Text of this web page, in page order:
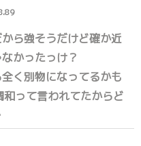
ら強そうだけど確か近
かったっけ？
く別物になってるかも
って言われてたからど